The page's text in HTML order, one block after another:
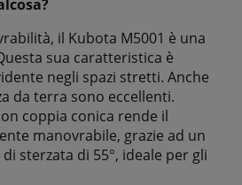
il Kubota M5001 è una
sua caratteristica è
negli spazi stretti. Anche
da terra sono eccellenti.
coppia conica rende il
manovrabile, grazie ad un
sterzata di 55°, ideale per gli